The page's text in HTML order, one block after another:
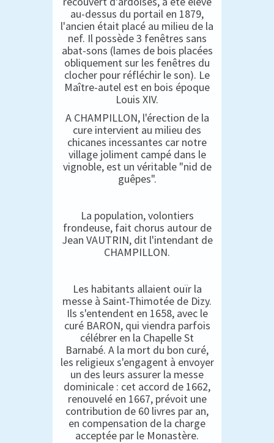
au-dessus du portail en 1879,
l'ancien était placé au milieu de la
nef. Il possède 3 fenêtres sans
abat-sons (lames de bois placées
obliquement sur les fenêtres du
clocher pour réfléchir le son). Le
Maître-autel est en bois époque
Louis XIV.
A CHAMPILLON, l'érection de la
cure intervient au milieu des
chicanes incessantes car notre
village joliment campé dans le
vignoble, est un véritable "nid de
guêpes".
La population, volontiers
frondeuse, fait chorus autour de
Jean VAUTRIN, dit l'intendant de
CHAMPILLON.
Les habitants allaient ouïr la
messe à Saint-Thimotée de Dizy.
Ils s'entendent en 1658, avec le
curé BARON, qui viendra parfois
célébrer en la Chapelle St
Barnabé. A la mort du bon curé,
les religieux s'engagent à envoyer
un des leurs assurer la messe
dominicale : cet accord de 1662,
renouvelé en 1667, prévoit une
contribution de 60 livres par an,
en compensation de la charge
acceptée par le Monastère.